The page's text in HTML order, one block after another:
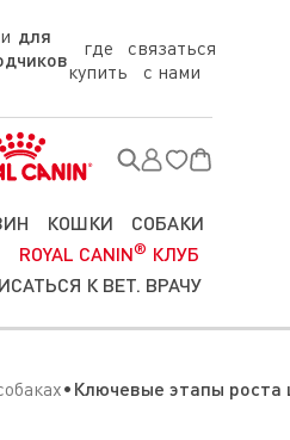
для
где
купить
связаться
с нами
КОШКИ
СОБАКИ
ROYAL CANIN® КЛУБ
К ВЕТ. ВРАЧУ
Ключевые этапы роста